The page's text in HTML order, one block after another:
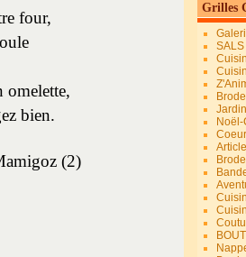
four,
omelette,
bien.
Grilles